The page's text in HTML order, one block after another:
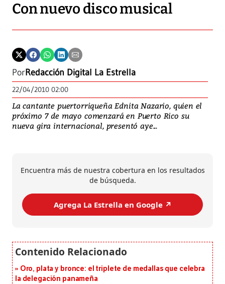
Con nuevo disco musical
PorRedacción Digital La Estrella
22/04/2010 02:00
La cantante puertorriqueña Ednita Nazario, quien el
próximo 7 de mayo comenzará en Puerto Rico su
nueva gira internacional, presentó aye...
Encuentra más de nuestra cobertura en los resultados
de búsqueda.
Agrega La Estrella en Google ↗️
Oro, plata y bronce: el triplete de medallas que celebra
la delegación panameña